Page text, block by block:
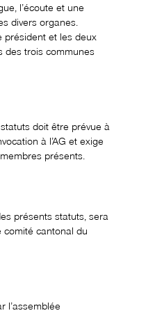
l’écoute et une
divers organes.
président et les deux
des trois communes
doit être prévue à
à l’AG et exige
présents.
présents statuts, sera
cantonal du
l’assemblée